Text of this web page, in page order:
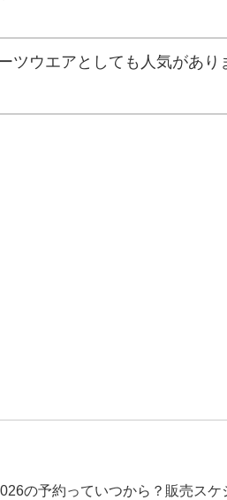
ツウエアとしても人気があり
の予約っていつから？販売スケ